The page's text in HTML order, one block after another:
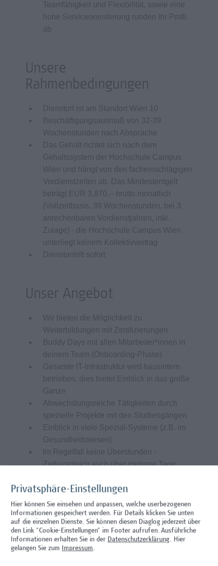
Teamfähigkeit und Flexibilität, sowie eine
hohe Serviceorientierung runden Ihr Profil
ab
Unsere
Rahmenbedingungen
Dienstort ist am Standort Wien 10
Beschäftigungsausmaß von 32-39
Wochenstunden nach Absprache
Das Gehalt richtet sich nach dem
Gehaltssystem der Hochschule Campus
Wien und hängt von den facheinschlägigen
Vordienstzeiten ab. Das Mindestentgelt
beträgt EUR 3.870,-- brutto monatlich
(Vollzeitbasis, 39 Wochenstunden, bei 3
anrechenbaren Vordienstjahren, inkl.
Zulage) - die Hochschule Campus Wien
unterliegt keinem Kollektivvertrag
Dienstantritt sofort
Unser Angebot
Wir bieten die Möglichkeit zu
Weiterbildungen mit Zertifizierungen
Buddy Days mit allen Mitarbeiter*innen in
deinem Team (Onboarding-Phase)
Gesamte IT-Infrastruktur wird hausintern
betrieben, dies bietet Einblick in das große
Ganze
Abwechslungsreiche Tätigkeiten durch
spezielle Projekte mit den Studiengängen
Einblick in viele Spezial-Systeme (z.B. im
Gesundheitswesen)
Im Regelfall keine Überstunden -
Zeitausgleich auch über mehrere Tage
Möglichkeit zu 3 Wochen durchgehendem
Urlaub
Arbeitsplatz im 10. Bezirk ist optimal
öffentlich, mit Auto oder Fahrrad erreichbar
(Garagenplätze vorhanden)
Lebensmittelgutscheine und
Privatsphäre-Einstellungen
Hier können Sie einsehen und anpassen, welche userbezogenen
Informationen gespeichert werden. Für Details klicken Sie unten
auf die einzelnen Dienste. Sie können diesen Diaglog jederzeit über
den Link "Cookie-Einstellungen" im Footer aufrufen. Ausführliche
Informationen erhalten Sie in der Datenschutzerklärung. Hier
gelangen Sie zum Impressum.